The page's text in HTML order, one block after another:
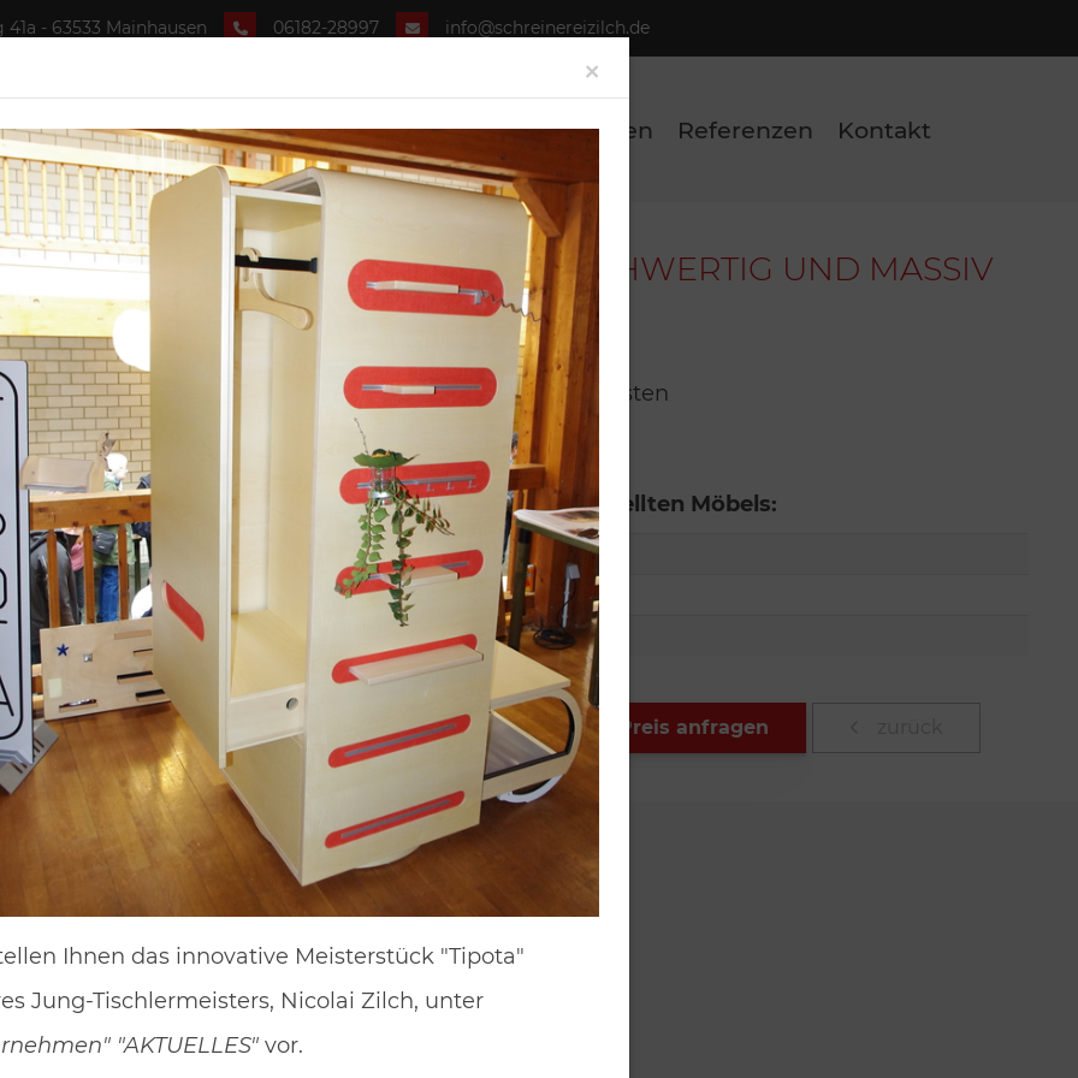
- 63533 Mainhausen 06182-28997 info@schreinereizilch.de
planen Wohnwelten Unternehmen Leistungen Referenzen Kontakt
LOWBOARD, HOCHWERTIG UND MASSIV
Produktbeschreibung:
markante Deckplatte
symmetrische Schubkästen
leicht kombinierbar
Abmessungen des dargestellten Möbels:
Höhe:
35 cm
Breite:
210 cm
43 cm
Individuell planen Preis anfragen
×
Ihnen das innovative Meisterstück "Tipota"
Jung-Tischlermeisters, Nicolai Zilch, unter
"AKTUELLES" vor.